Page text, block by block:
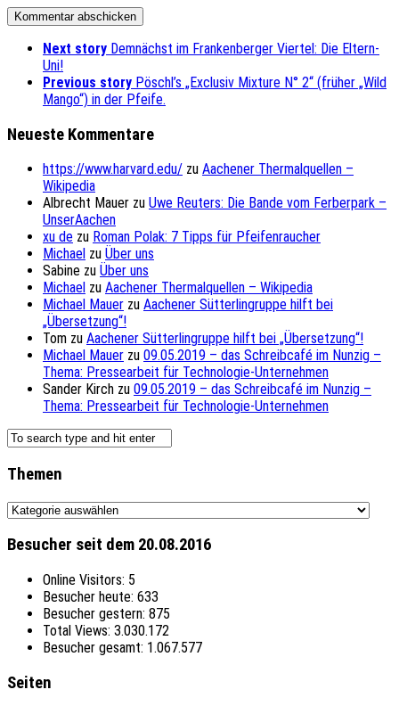
Next story Demnächst im Frankenberger Viertel: Die Eltern-
Uni!
Previous story Pöschl’s „Exclusiv Mixture N° 2“ (früher „Wild
Mango“) in der Pfeife.
Neueste Kommentare
https://www.harvard.edu/ zu Aachener Thermalquellen –
Wikipedia
Albrecht Mauer zu Uwe Reuters: Die Bande vom Ferberpark –
UnserAachen
xu de zu Roman Polak: 7 Tipps für Pfeifenraucher
Michael zu Über uns
Sabine zu Über uns
Michael zu Aachener Thermalquellen – Wikipedia
Michael Mauer zu Aachener Sütterlingruppe hilft bei
„Übersetzung“!
Tom zu Aachener Sütterlingruppe hilft bei „Übersetzung“!
Michael Mauer zu 09.05.2019 – das Schreibcafé im Nunzig –
Thema: Pressearbeit für Technologie-Unternehmen
Sander Kirch zu 09.05.2019 – das Schreibcafé im Nunzig –
Thema: Pressearbeit für Technologie-Unternehmen
Themen
Themen
Besucher seit dem 20.08.2016
Online Visitors: 5
Besucher heute: 633
Besucher gestern: 875
Total Views: 3.030.172
Besucher gesamt: 1.067.577
Seiten